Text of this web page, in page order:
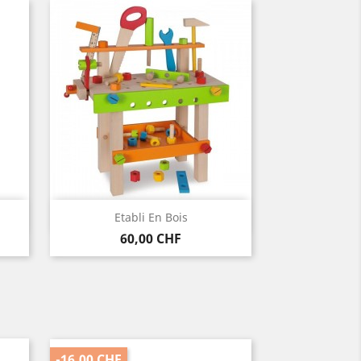
Etabli En Bois
Preis
60,00 CHF
Vorschau